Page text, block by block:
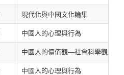
現代化與中國文化論集
中國人的心理與行為
中國人的價值觀—社會科學觀點
中國人的心理與行為